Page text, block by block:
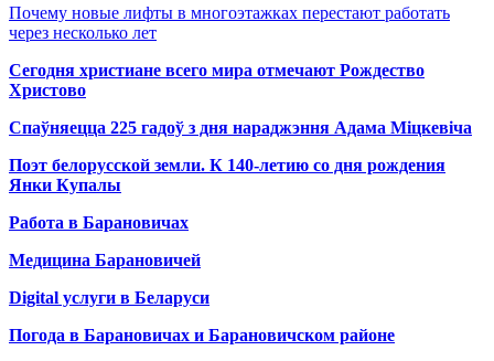
Почему новые лифты в многоэтажках перестают работать
через несколько лет
Сегодня христиане всего мира отмечают Рождество
Христово
Спаўняецца 225 гадоў з дня нараджэння Адама Міцкевіча
Поэт белорусской земли. К 140-летию со дня рождения
Янки Купалы
Работа в Барановичах
Медицина Барановичей
Digital услуги в Беларуси
Погода в Барановичах и Барановичском районе